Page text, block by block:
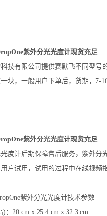
紫外分光光度计现货充足
科技有限公司提供赛默飞不同型
块，一般用户下单后，货期，7-
紫外分光光度计现货充足
光度计后期保障售后服务， 紫外分
户试用，试用的过程中在线视频
紫外分光光度计技术参数
：20 cm x 25.4 cm x 32.3 cm